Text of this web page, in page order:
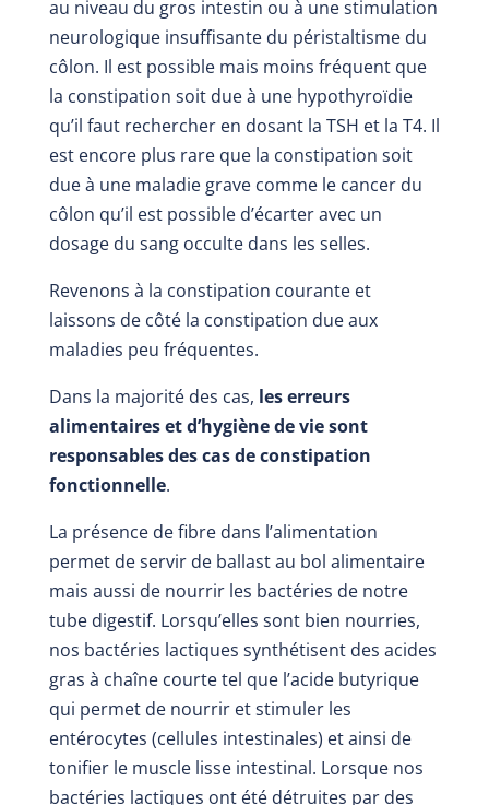
au niveau du gros intestin ou à une stimulation
neurologique insuffisante du péristaltisme du
côlon. Il est possible mais moins fréquent que
la constipation soit due à une hypothyroïdie
qu’il faut rechercher en dosant la TSH et la T4. Il
est encore plus rare que la constipation soit
due à une maladie grave comme le cancer du
côlon qu’il est possible d’écarter avec un
dosage du sang occulte dans les selles.
Revenons à la constipation courante et
laissons de côté la constipation due aux
maladies peu fréquentes.
Dans la majorité des cas, les erreurs
alimentaires et d’hygiène de vie sont
responsables des cas de constipation
fonctionnelle.
La présence de fibre dans l’alimentation
permet de servir de ballast au bol alimentaire
mais aussi de nourrir les bactéries de notre
tube digestif. Lorsqu’elles sont bien nourries,
nos bactéries lactiques synthétisent des acides
gras à chaîne courte tel que l’acide butyrique
qui permet de nourrir et stimuler les
entérocytes (cellules intestinales) et ainsi de
tonifier le muscle lisse intestinal. Lorsque nos
bactéries lactiques ont été détruites par des